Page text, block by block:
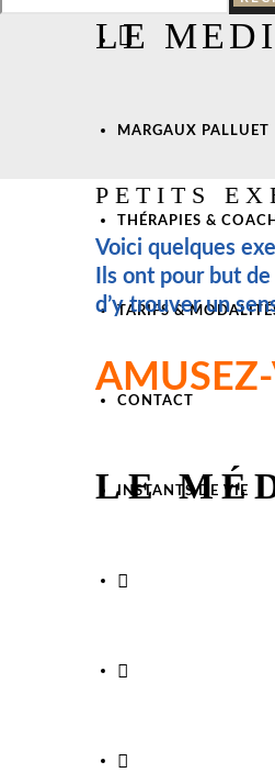
MARGAUX PALLUET
THÉRAPIES &
TARIFS &
CONTACT
INSTANTS DE VIE
LE
PETITS
Voici quelques
Ils ont pour but
d’y trouver un
LE